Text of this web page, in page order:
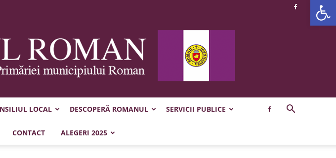
Municipiul
LOCAL DESCOPERĂ ROMANUL SERVICII PUBLICE
CONTACT ALEGERI 2025